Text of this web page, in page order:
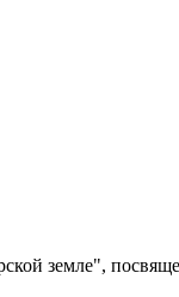
земле",